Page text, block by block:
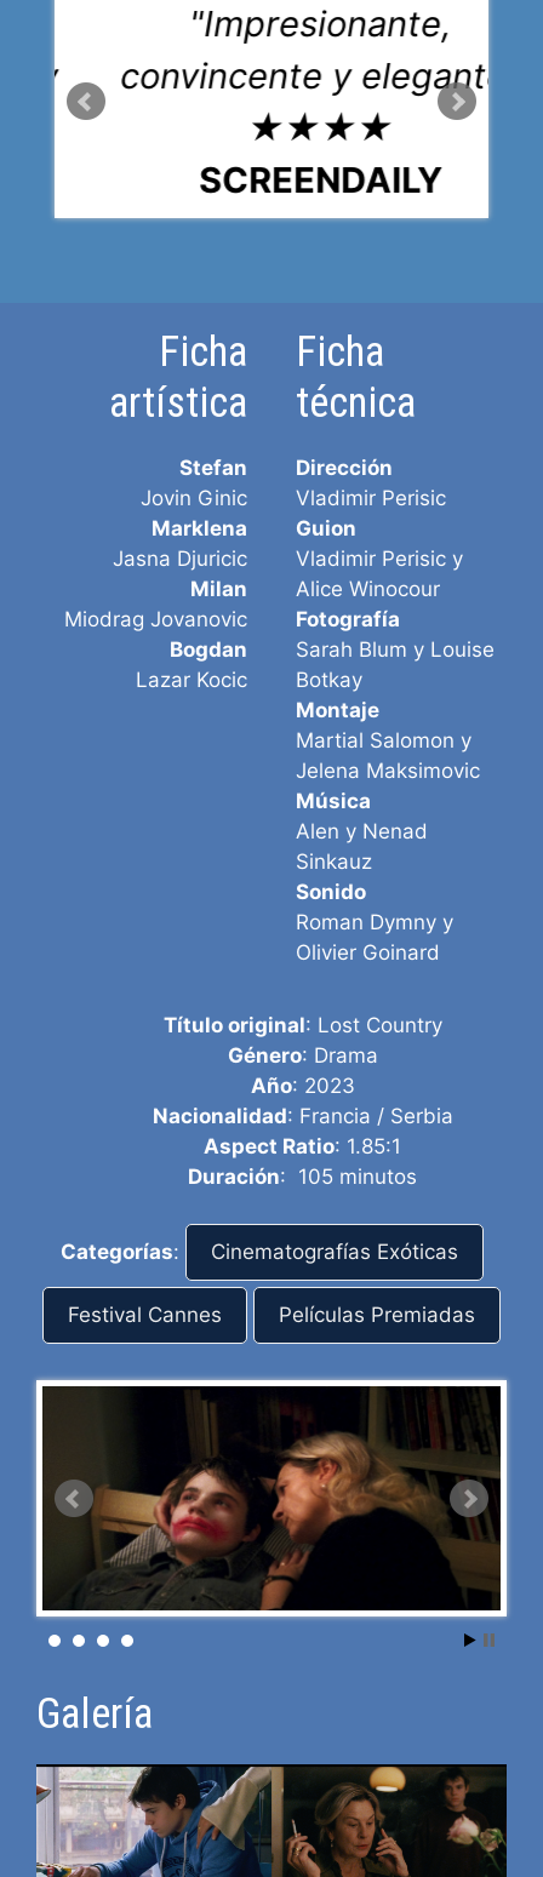
y
"Impresionante,
convincente y elegante"
★★★★
SCREENDAILY
Ficha
artística
Stefan
Jovin Ginic
Marklena
Jasna Djuricic
Milan
Miodrag Jovanovic
Bogdan
Lazar Kocic
Ficha
técnica
Dirección
Vladimir Perisic
Guion
Vladimir Perisic y
Alice Winocour
Fotografía
Sarah Blum y Louise
Botkay
Montaje
Martial Salomon y
Jelena Maksimovic
Música
Alen y Nenad
Sinkauz
Sonido
Roman Dymny y
Olivier Goinard
Título original: Lost Country
Género: Drama
Año: 2023
Nacionalidad: Francia / Serbia
Aspect Ratio: 1.85:1
Duración: 105 minutos
Categorías: Cinematografías Exóticas
Festival Cannes Películas Premiadas
Galería